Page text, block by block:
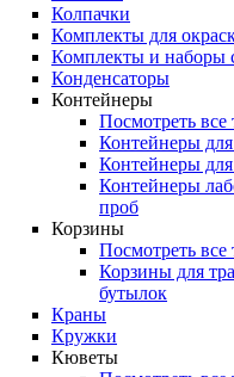
Колпачки
Комплекты для
Комплекты и наборы
Конденсаторы
Контейнеры
Посмотреть все
Контейнеры
Контейнеры для
Контейнеры
проб
Корзины
Посмотреть все
Корзины для
бутылок
Краны
Кружки
Кюветы